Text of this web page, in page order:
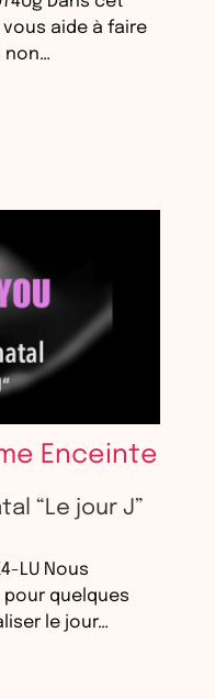
vous aide à faire
non…
Enceinte
“Le jour J”
LU Nous
pour quelques
le jour…